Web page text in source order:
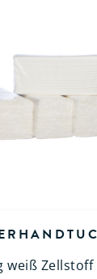
weiß Zellstoff